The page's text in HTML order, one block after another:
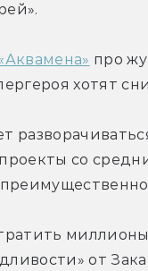
про
хотят
проекты со
от